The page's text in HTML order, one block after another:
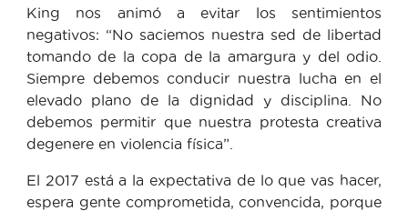
King nos animó a evitar los sentimientos
negativos: “No saciemos nuestra sed de libertad
tomando de la copa de la amargura y del odio.
Siempre debemos conducir nuestra lucha en el
elevado plano de la dignidad y disciplina. No
debemos permitir que nuestra protesta creativa
degenere en violencia física”.
El 2017 está a la expectativa de lo que vas hacer,
espera gente comprometida, convencida, porque